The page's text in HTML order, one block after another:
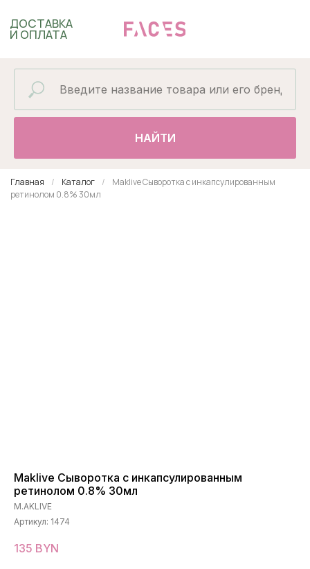
И ОПЛАТА
НАЙТИ
Главная Каталог
Maklive Сыворотка с инкапсулированным
ретинолом 0.8% 30мл
Maklive Сыворотка с инкапсулированным
ретинолом 0.8% 30мл
M.AKLIVE
Артикул: 1474
135 BYN